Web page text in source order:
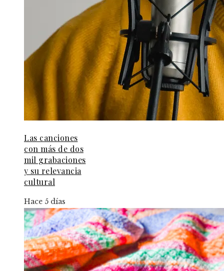
Las canciones
con más de dos
mil grabaciones
y su relevancia
cultural
Hace 5 días